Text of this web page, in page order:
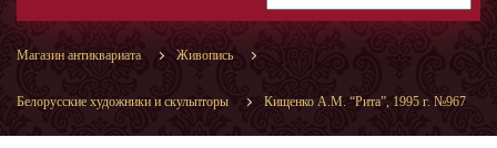
Магазин антиквариата Живопись
Белорусские художники и скульпторы Кищенко А.М. “Рита”, 1995 г. №967